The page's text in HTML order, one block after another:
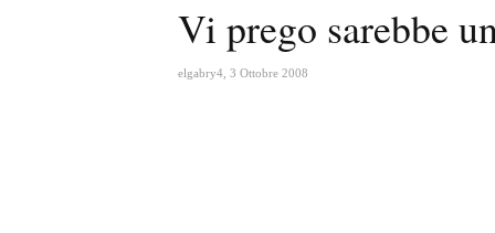
Vi prego sarebbe
elgabry4 3 Ottobre 2008